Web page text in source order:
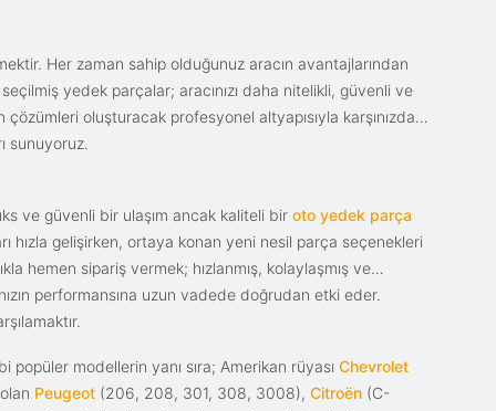
Her zaman sahip olduğunuz aracın avantajlarından
yedek parçalar; aracınızı daha nitelikli, güvenli ve
oluşturacak profesyonel altyapısıyla karşınızda.
sunuyoruz.
ve güvenli bir ulaşım ancak kaliteli bir oto yedek parça
gelişirken, ortaya konan yeni nesil parça seçenekleri
hemen sipariş vermek; hızlanmış, kolaylaşmış ve
performansına uzun vadede doğrudan etki eder.
modellerin yanı sıra; Amerikan rüyası Chevrolet
Peugeot (206, 208, 301, 308, 3008), Citroën (C-